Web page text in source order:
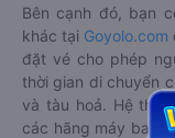
Bên cạnh đó, bạn
khác tại Goyolo.com
đặt vé cho phép
thời gian di chuyển
và tàu hoả. Hệ
các hãng máy bay,